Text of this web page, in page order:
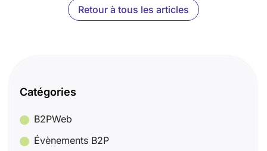
Retour à tous les articles
Catégories
B2PWeb
Évènements B2P